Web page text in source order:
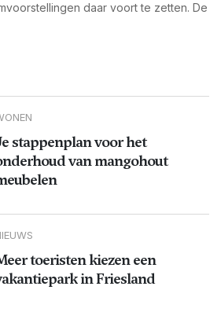
daar voort te zetten. De
stappenplan voor het
van mangohout
toeristen kiezen een
in Friesland